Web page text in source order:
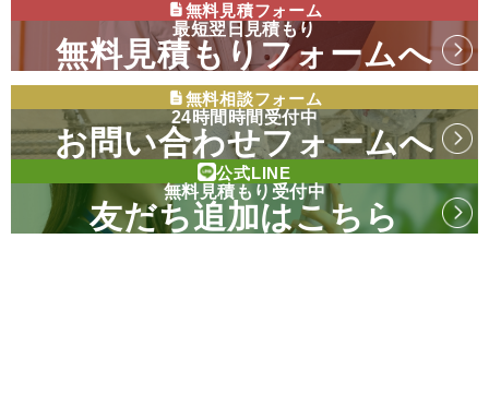
無料見積フォーム
最短翌日見積もり
無料見積もりフォームへ
無料相談フォーム
24時間時間受付中
お問い合わせフォームへ
公式LINE
無料見積もり受付中
友だち追加はこちら